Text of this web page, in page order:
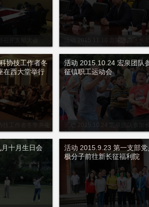
召开支部大会
活动 2015.11.10 普陀区副区长
技工作者冬季养生
协技工作者冬
在西大堂举行
活动 2015.10.24 宏泉团队参加
活动 2015.10.24 宏泉团队
征镇职工运动会
十月生日会
活动 2015.9.23 第一支部党
极分子前往新长征福利院